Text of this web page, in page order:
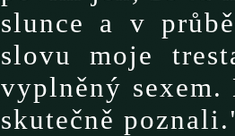
slunce a v
slovu moje
vyplněný
skutečně